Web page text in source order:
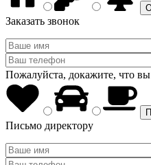
Заказать звонок
Пожалуйста, докажите, что
Письмо директору